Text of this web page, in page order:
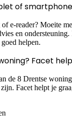
of smartphone
e-reader? Moeite
en ondersteuning.
helpen.
Facet
de 8 Drentse
Facet helpt je